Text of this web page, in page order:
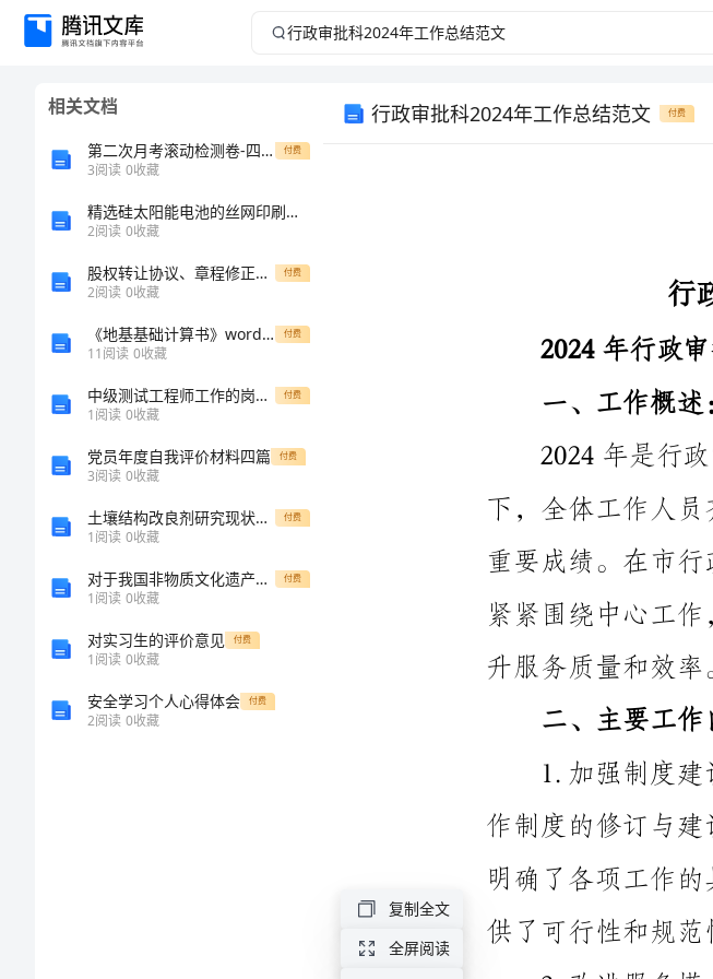
行
2024
相关文档
第二次月考滚动检测卷-四川绵阳南山双语学校物理八年级下册物质的物理属性定向练习练习题（含答案详解） 付费
3阅读 0收藏
精选硅太阳能电池的丝网印刷技术
2阅读 0收藏
股权转让协议、章程修正案、股东会决议 付费
2阅读 0收藏
《地基基础计算书》word版 付费
11阅读 0收藏
中级测试工程师工作的岗位职责 付费
1阅读 0收藏
党员年度自我评价材料四篇 付费
3阅读 0收藏
土壤结构改良剂研究现状论文 付费
1阅读 0收藏
对于我国非物质文化遗产的法律保护 付费
1阅读 0收藏
对实习生的评价意见 付费
1阅读 0收藏
安全学习个人心得体会 付费
2阅读 0收藏
行政审批科2024年工作总结范文 付费
2024年行政审批科工作总结
二、主要工作内容及成绩：
复制全文
全屏阅读